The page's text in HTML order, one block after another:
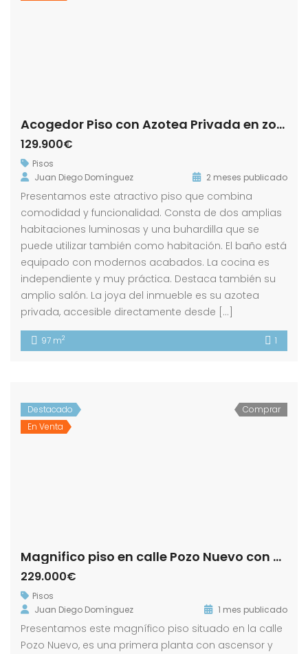
Acogedor Piso con Azotea Privada en zona El Barrio.- Calle Cañuelos!
129.900€
Pisos
Juan Diego Domínguez
2 meses publicado
Presentamos este atractivo piso que combina
comodidad y funcionalidad. Consta de dos amplias
habitaciones luminosas y una buhardilla que se
puede utilizar también como habitación. El baño está
equipado con modernos acabados. La cocina es
independiente y muy práctica. Destaca también su
amplio salón. La joya del inmueble es su azotea
privada, accesible directamente desde […]
97 m2 1
Destacado
En Venta
Comprar
Magnifico piso en calle Pozo Nuevo con Plaza de Garaje.- Zona Centro!
229.000€
Pisos
Juan Diego Domínguez
1 mes publicado
Presentamos este magnífico piso situado en la calle
Pozo Nuevo, es una primera planta con ascensor y